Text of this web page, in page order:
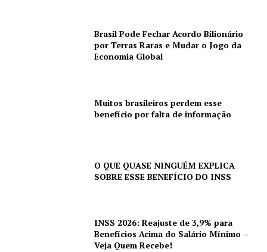
Brasil Pode Fechar Acordo Bilionário
por Terras Raras e Mudar o Jogo da
Economia Global
Muitos brasileiros perdem esse
benefício por falta de informação
O QUE QUASE NINGUÉM EXPLICA
SOBRE ESSE BENEFÍCIO DO INSS
INSS 2026: Reajuste de 3,9% para
Benefícios Acima do Salário Mínimo –
Veja Quem Recebe!